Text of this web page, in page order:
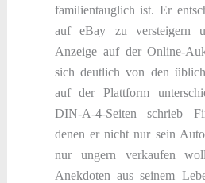
familientauglich ist. Er
auf eBay zu versteigern
Anzeige auf der Online-
sich deutlich von den
auf der Plattform
DIN-A-4-Seiten schrieb
denen er nicht nur sein
nur ungern verkaufen
Anekdoten aus seinem